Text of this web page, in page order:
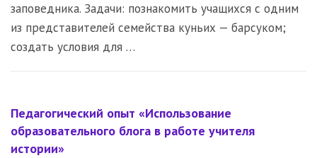
заповедника. Задачи: познакомить учащихся с одним
из представителей семейства куньих — барсуком;
создать условия для …
Педагогический опыт «Использование
образовательного блога в работе учителя
истории»